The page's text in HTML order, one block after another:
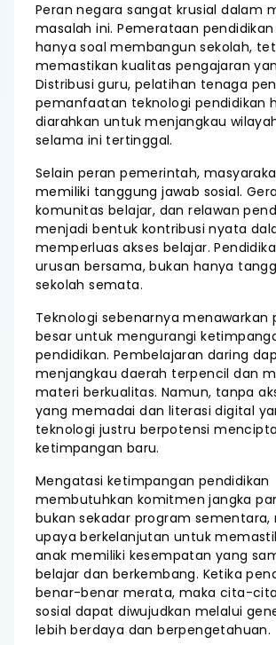
Peran negara sangat krusial dalam
masalah ini. Pemerataan
hanya soal membangun sekolah,
memastikan kualitas pengajaran
Distribusi guru, pelatihan tenaga
pemanfaatan teknologi pendidikan
diarahkan untuk menjangkau
selama ini tertinggal.
Selain peran pemerintah,
memiliki tanggung jawab sosial.
komunitas belajar, dan relawan
menjadi bentuk kontribusi nyata
memperluas akses belajar.
urusan bersama, bukan hanya
sekolah semata.
Teknologi sebenarnya menawarkan
besar untuk mengurangi
pendidikan. Pembelajaran daring
menjangkau daerah terpencil dan
materi berkualitas. Namun, tanpa
yang memadai dan literasi digital
teknologi justru berpotensi
ketimpangan baru.
Mengatasi ketimpangan pendidikan
membutuhkan komitmen jangka
bukan sekadar program sementara,
upaya berkelanjutan untuk
anak memiliki kesempatan yang
belajar dan berkembang. Ketika
benar-benar merata, maka cita-
sosial dapat diwujudkan melalui
lebih berdaya dan berpengetahuan.